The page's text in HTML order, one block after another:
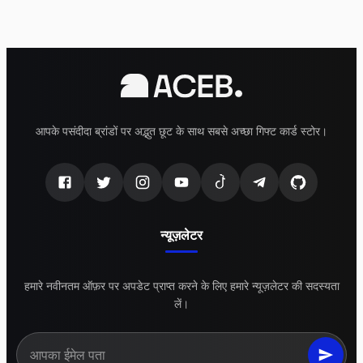
आपके पसंदीदा ब्रांडों पर अद्भुत छूट के साथ सबसे अच्छा गिफ्ट कार्ड स्टोर।
न्यूज़लेटर
हमारे नवीनतम ऑफ़र पर अपडेट प्राप्त करने के लिए हमारे न्यूज़लेटर की सदस्यता
लें।